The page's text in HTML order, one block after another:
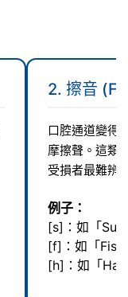
2. 擦音
口腔通道變得
摩擦聲。這類
受損者最難辨
例子：
[s]：如「Sun
[f]：如「Fish
[h]：如「Hat